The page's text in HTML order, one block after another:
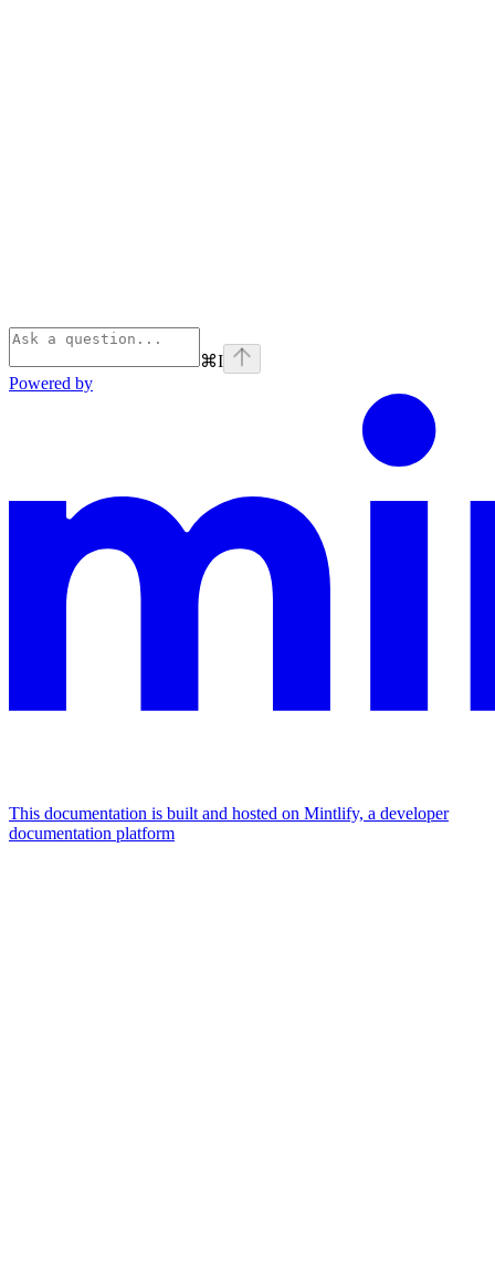
⌘I
Powered by
This documentation is built and hosted on Mintlify, a developer
documentation platform